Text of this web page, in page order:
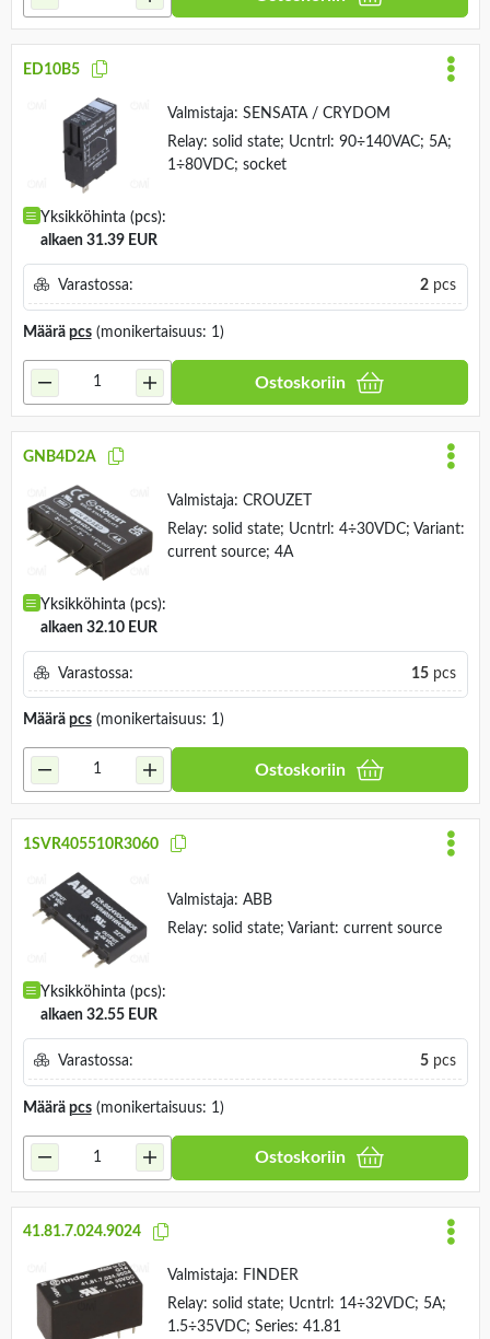
ED10B5
Valmistaja: SENSATA / CRYDOM
Relay: solid state; Ucntrl: 90÷140VAC; 5A;
1÷80VDC; socket
Yksikköhinta (pcs):
alkaen 31.39 EUR
Varastossa: 2pcs
Määrä pcs(monikertaisuus: 1)
Ostoskoriin
GNB4D2A
Valmistaja: CROUZET
Relay: solid state; Ucntrl: 4÷30VDC; Variant:
current source; 4A
Yksikköhinta (pcs):
alkaen 32.10 EUR
Varastossa: 15pcs
Määrä pcs(monikertaisuus: 1)
Ostoskoriin
1SVR405510R3060
Valmistaja: ABB
Relay: solid state; Variant: current source
Yksikköhinta (pcs):
alkaen 32.55 EUR
Varastossa: 5pcs
Määrä pcs(monikertaisuus: 1)
Ostoskoriin
41.81.7.024.9024
Valmistaja: FINDER
Relay: solid state; Ucntrl: 14÷32VDC; 5A;
1.5÷35VDC; Series: 41.81